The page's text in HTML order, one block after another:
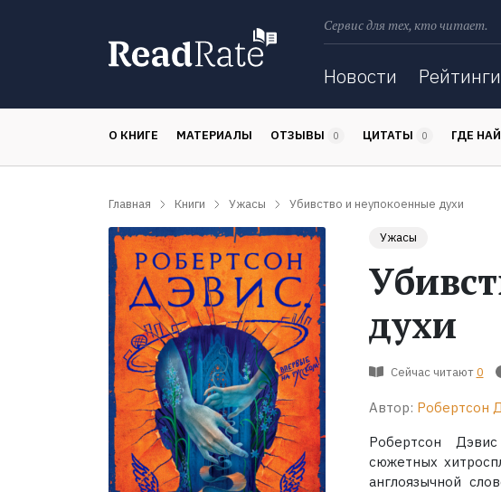
Сервис для тех, кто читает.
Новости Рейтинги
О КНИГЕ МАТЕРИАЛЫ ОТЗЫВЫ 0 ЦИТАТЫ 0 ГДЕ
Главная Книги Ужасы Убивство и неупокоенные духи
Ужасы
духи
Сейчас читают 0
Автор: Робертсон
Робертсон
сюжетных
англоязычной